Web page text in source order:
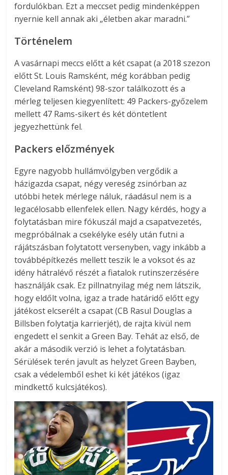
fordulókban. Ezt a meccset pedig mindenképpen
nyernie kell annak aki „életben akar maradni.”
Történelem
A vasárnapi meccs előtt a két csapat (a 2018 szezon
előtt St. Louis Ramsként, még korábban pedig
Cleveland Ramsként) 98-szor találkozott és a
mérleg teljesen kiegyenlített: 49 Packers-győzelem
mellett 47 Rams-sikert és két döntetlent
jegyezhettünk fel.
Packers előzmények
Egyre nagyobb hullámvölgyben vergődik a
házigazda csapat, négy vereség zsinórban az
utóbbi hetek mérlege náluk, ráadásul nem is a
legacélosabb ellenfelek ellen. Nagy kérdés, hogy a
folytatásban mire fókuszál majd a csapatvezetés,
megpróbálnak a csekélyke esély után futni a
rájátszásban folytatott versenyben, vagy inkább a
továbbépítkezés mellett teszik le a voksot és az
idény hátralévő részét a fiatalok rutinszerzésére
használják csak. Ez pillnatnyilag még nem látszik,
hogy eldőlt volna, igaz a trade határidő előtt egy
játékost elcserélt a csapat (CB Rasul Douglas a
Billsben folytatja karrierjét), de rajta kivül nem
engedett el senkit a Green Bay. Tehát az első, de
akár a második verzió is lehet a folytatásban.
Sérülések terén javult as helyzet Green Bayben,
csak a védelemből eshet ki két játékos (igaz
mindkettő kulcsjátékos).